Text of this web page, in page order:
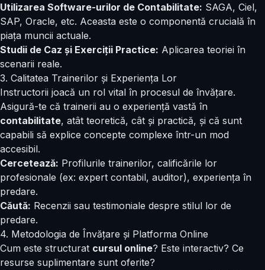
Utilizarea Software-urilor de Contabilitate: SAGA, Ciel,
SAP, Oracle, etc. Aceasta este o componentă crucială în
piața muncii actuale.
Studii de Caz și Exerciții Practice: Aplicarea teoriei în
scenarii reale.
3. Calitatea Trainerilor și Experiența Lor
Instructorii joacă un rol vital în procesul de învățare.
Asigură-te că trainerii au o experiență vastă în
contabilitate, atât teoretică, cât și practică, și că sunt
capabili să explice concepte complexe într-un mod
accesibil.
Cercetează: Profilurile trainerilor, calificările lor
profesionale (ex: expert contabil, auditor), experiența în
predare.
Căută: Recenzii sau testimoniale despre stilul lor de
predare.
4. Metodologia de Învățare și Platforma Online
Cum este structurat cursul online? Este interactiv? Ce
resurse suplimentare sunt oferite?